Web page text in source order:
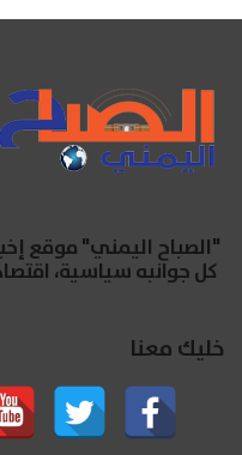
"الصباح اليمني" موقع
كل جوانبه سياسية،
خليك معنا